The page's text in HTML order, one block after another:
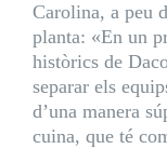
Carolina, a peu
planta: «En un
històrics de
separar els
d’una manera
cuina, que té